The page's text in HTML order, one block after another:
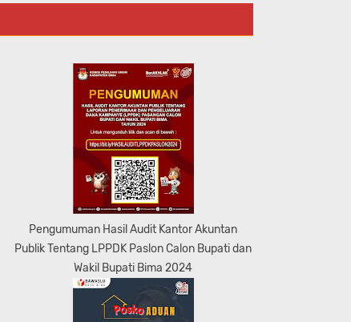
Pengumuman Hasil Audit Kantor Akuntan
Publik Tentang LPPDK Paslon Calon Bupati dan
Wakil Bupati Bima 2024